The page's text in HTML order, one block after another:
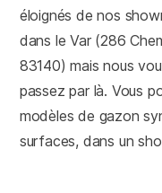
éloignés de nos
dans le Var (286
83140) mais nous
passez par là. Vous
modèles de gazon
surfaces, dans un